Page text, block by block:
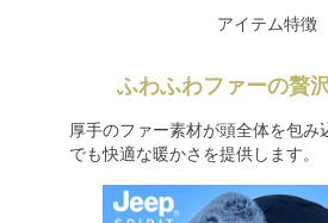
アイテム特徴
ふわふわファーの贅
厚手のファー素材が頭全体を包み
でも快適な暖かさを提供します。